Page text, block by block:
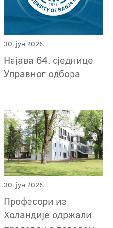
30. јун 2026.
Најава 64. сједнице
Управног одбора
30. јун 2026.
Професори из
Холандије одржали